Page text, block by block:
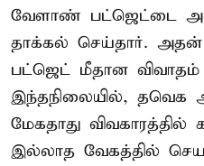
வேளாண் பட்ஜெட்டை
தாக்கல் செய்தார். அதன்
பட்ஜெட் மீதான விவாதம்
இந்தநிலையில், தவெக
மேகதாது விவகாரத்தில்
இல்லாத வேகத்தில்